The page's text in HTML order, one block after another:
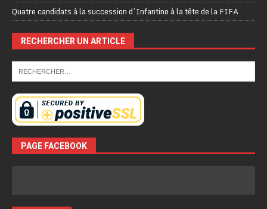
Quatre candidats à la succession d’Infantino à la tête de la FIFA
RECHERCHER UN ARTICLE
PAGE FACEBOOK